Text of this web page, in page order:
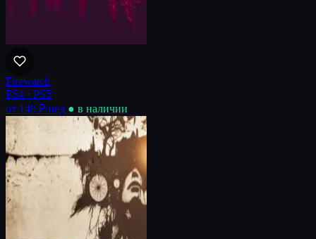
Firewatch
PS4 · PS5
от 149 ₽/нед ● в наличии